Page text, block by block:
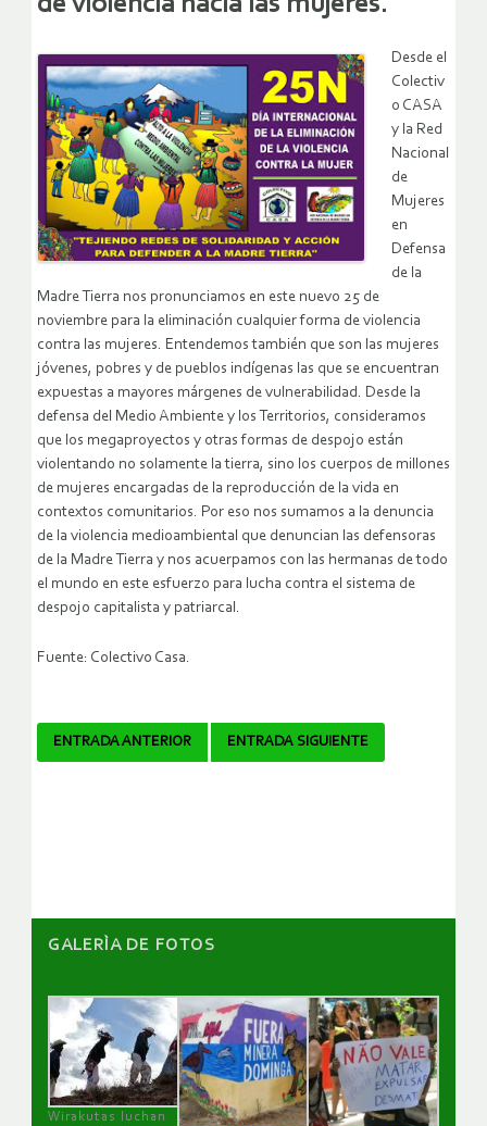
Desde el
Colectiv
o CASA
y la Red
Nacional
de
Mujeres
en
Defensa
de la
Madre Tierra nos pronunciamos en este nuevo 25 de
noviembre para la eliminación cualquier forma de violencia
contra las mujeres. Entendemos también que son las mujeres
jóvenes, pobres y de pueblos indígenas las que se encuentran
expuestas a mayores márgenes de vulnerabilidad. Desde la
defensa del Medio Ambiente y los Territorios, consideramos
que los megaproyectos y otras formas de despojo están
violentando no solamente la tierra, sino los cuerpos de millones
de mujeres encargadas de la reproducción de la vida en
contextos comunitarios. Por eso nos sumamos a la denuncia
de la violencia medioambiental que denuncian las defensoras
de la Madre Tierra y nos acuerpamos con las hermanas de todo
el mundo en este esfuerzo para lucha contra el sistema de
despojo capitalista y patriarcal.
Fuente: Colectivo Casa.
Navegador
ENTRADA ANTERIOR ENTRADA SIGUIENTE
GALERÌA DE FOTOS
Wirakutas luchan